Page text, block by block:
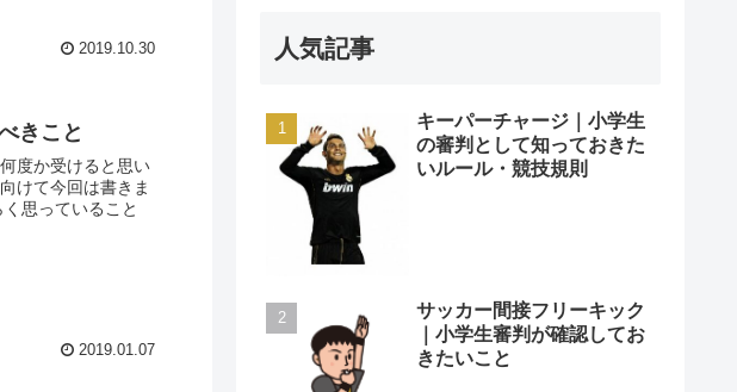
2019.10.30
きこと
度か受けると思い
けて今回は書きま
思っていること
2019.01.07
人気記事
キーパーチャージ｜小学生
の審判として知っておきた
いルール・競技規則
サッカー間接フリーキック
｜小学生審判が確認してお
きたいこと